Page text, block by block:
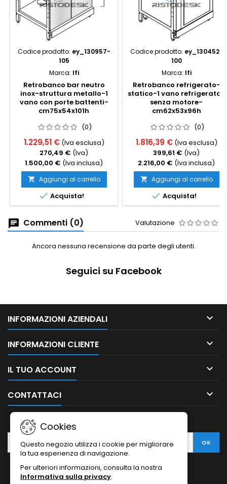
Codice prodotto: ey_130957-
105
Marca: Ifi
Retrobanco bar neutro
inox-struttura metallo-1
vano con porte battenti-
cm75x54x101h
(0)
1.229,51 € (Iva esclusa)
270,49 € (Iva)
1.500,00 € (Iva inclusa)
 Aggiungi al carrello
 Acquista!
Codice prodotto: ey_130452-
100
Marca: Ifi
Retrobanco refrigerato-
statico-1 vano refrigerato-
senza motore-
cm62x53x96h
(0)
1.816,39 € (Iva esclusa)
399,61 € (Iva)
2.216,00 € (Iva inclusa)
 Aggiungi al carrello
 Acquista!
Commenti (0) Valutazione
Ancora nessuna recensione da parte degli utenti.
Seguici su Facebook
INFORMAZIONI AZIENDALI 
INFORMAZIONI CLIENTE 
IL TUO ACCOUNT 
CONTATTACI 
Cookies
Questo negozio utilizza i cookie per migliorare
la tua esperienza di navigazione.
Per ulteriori informazioni, consulta la nostra
Informativa sulla privacy.